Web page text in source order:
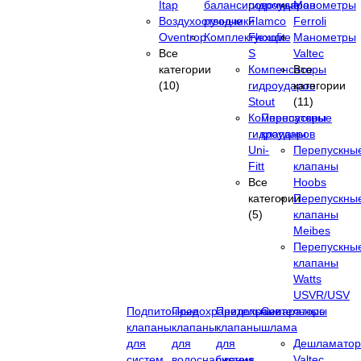
Itap
Воздухоотводчики
Oventrop
Все
категории
(10)
балансировочные
ручные
Комплектующие
гидроударов
Flamco
Flexofit
S
Компенсаторы
гидроударов
Stout
Компенсаторы
гидроударов
Uni-
Fitt
Все
категории
(5)
Манометры
Ferroli
Манометры
Valtec
Все
категории
(11)
Перепускные
клапаны
клапаны
Hoobs
клапаны
Meibes
клапаны
Watts
USVR/USV
Подпиточные
клапаны
для
Предохранительные
клапаны
для
Предохранительные
клапаны
для
Сепараторы
шлама